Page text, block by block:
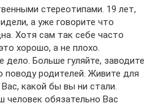
стереотипами. 19 лет,
а уже говорите что
Хотя сам так себе часто
хорошо, а не плохо.
дело. Больше гуляйте, заводите
поводу родителей. Живите для
какой бы вы ни стали.
человек обязательно Вас